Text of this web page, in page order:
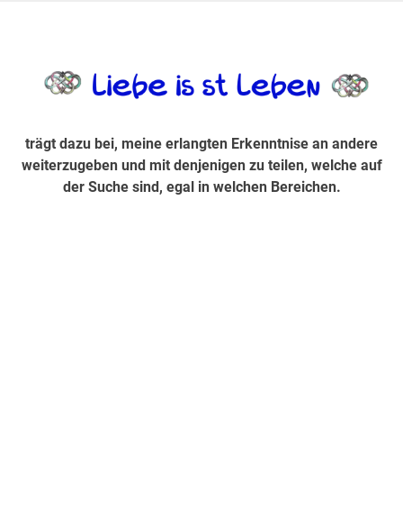
Suche sind, egal in welchen Bereichen.
trägt dazu bei, meine erlangten Erkenntnise an andere
weiterzugeben und mit denjenigen zu teilen, welche auf
der Suche sind, egal in welchen Bereichen.